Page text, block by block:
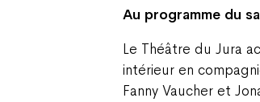
Au programme du
Le Théâtre du Jura
intérieur en
Fanny Vaucher et